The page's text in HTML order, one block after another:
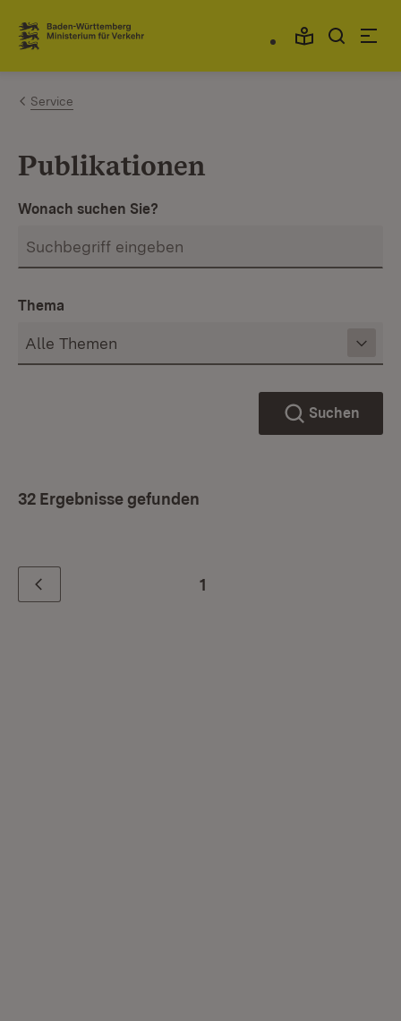
Zum Inhalt springen
Link zur Startseite
Service
Publikationen
Wonach suchen Sie?
Thema
Suchen
32 Ergebnisse gefunden
Zurück 1